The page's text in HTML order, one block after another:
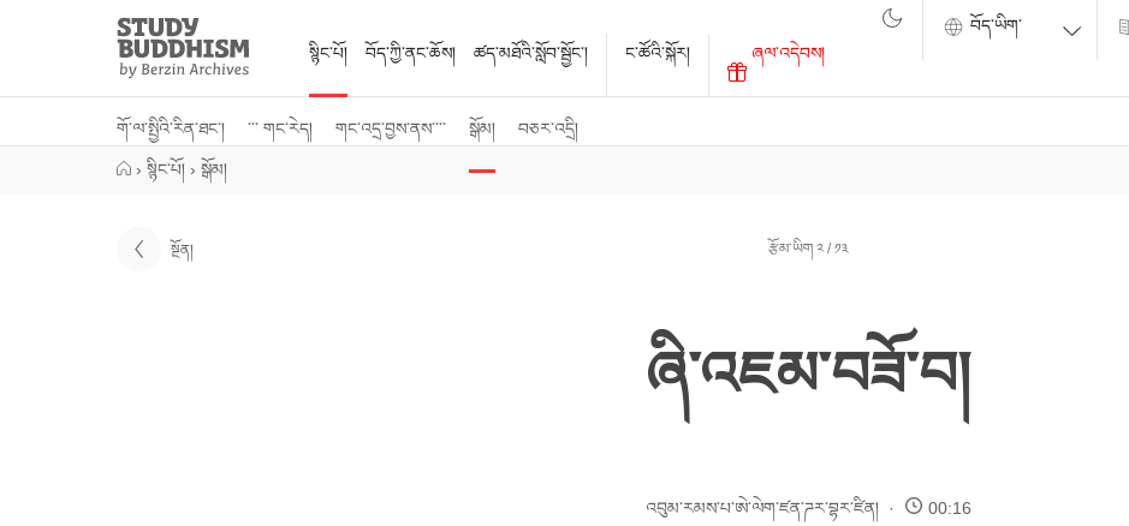
Study
Buddhism
Home
སྙིང་པོ།
གོ་ལ་སྤྱིའི་རིན་ཐང་། ་་་ གང་རེད། གང་འདྲ་བྱས་ནས་་་་ སྒོམ། བཅར་འདྲི།
བོད་ཀྱི་ནང་ཆོས། ཚད་མཐོའི་སློབ་སྦྱོང་། ང་ཚོའི་སྐོར། ཞལ་འདེབས།
› སྙིང་པོ། › སྒོམ།
སྔོན། རྩོམ་ཡིག ༢ / ༡༣
ཞི་འཇམ་བཟོ་བ།
འབུམ་རམས་པ་ཨེ་ལེག་ཛན་ཌར་བྷར་ཛིན། 00:16